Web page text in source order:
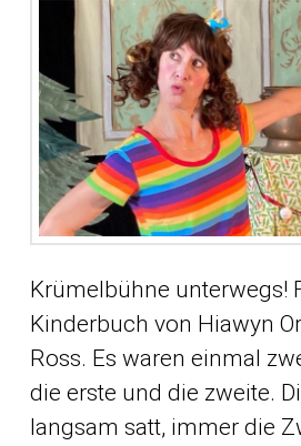
Krümelbühne unterwegs!
Kinderbuch von Hiawyn
Ross. Es waren einmal
die erste und die zweite.
langsam satt, immer die